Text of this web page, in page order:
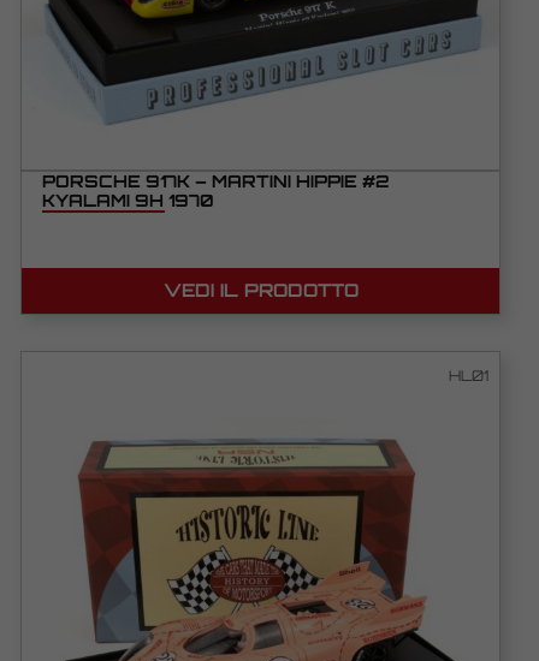
PORSCHE 917K – MARTINI HIPPIE #2
KYALAMI 9H 1970
VEDI IL PRODOTTO
HL01